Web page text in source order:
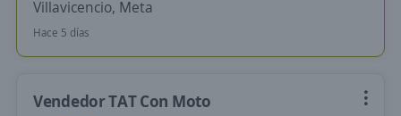
Villavicencio, Meta
Hace 5 días
Vendedor TAT Con Moto